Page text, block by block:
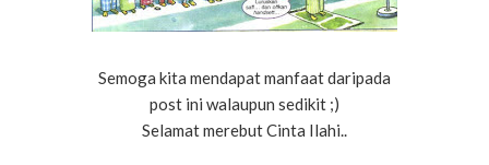
Semoga kita mendapat manfaat daripada
post ini walaupun sedikit ;)
Selamat merebut Cinta Ilahi..